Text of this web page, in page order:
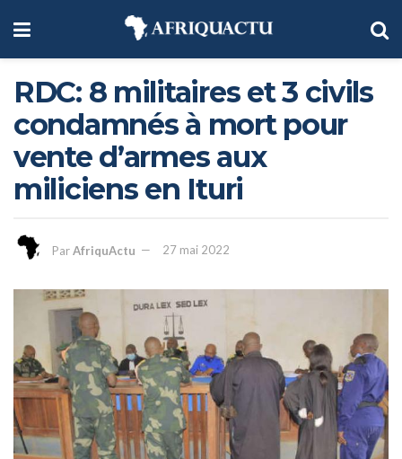
RDC: 8 militaires et 3 civils
condamnés à mort pour
vente d’armes aux
miliciens en Ituri
ParAfriquActu 27 mai 2022